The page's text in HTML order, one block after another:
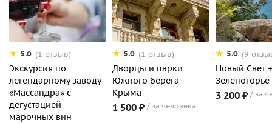
5.0 (1 отзыв)
Экскурсия по
легендарному заводу
«Массандра» с
дегустацией
марочных вин
5.0 (1 отзыв)
Дворцы и парки
Южного берега
Крыма
1 500 ₽ за человека
5.0 (9
Новый Свет +
Зеленогорье
3 200 ₽ за